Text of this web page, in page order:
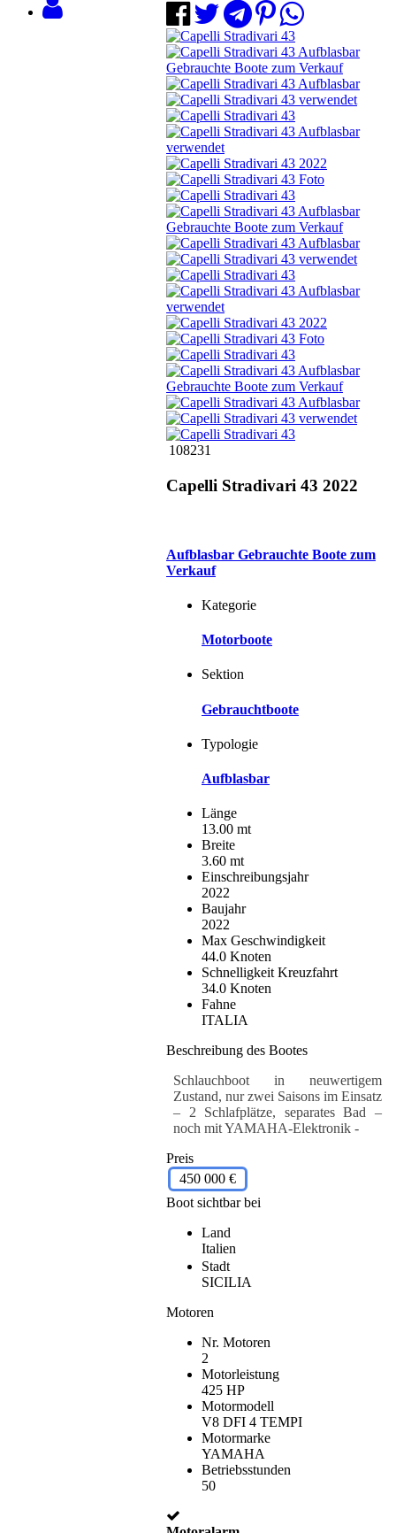
108231
Capelli Stradivari 43 2022
Aufblasbar Gebrauchte Boote zum
Verkauf
Kategorie
Motorboote
Sektion
Gebrauchtboote
Typologie
Aufblasbar
Länge
13.00 mt
Breite
3.60 mt
Einschreibungsjahr
2022
Baujahr
2022
Max Geschwindigkeit
44.0 Knoten
Schnelligkeit Kreuzfahrt
34.0 Knoten
Fahne
ITALIA
Beschreibung des Bootes
Schlauchboot in neuwertigem
Zustand, nur zwei Saisons im Einsatz
– 2 Schlafplätze, separates Bad –
noch mit YAMAHA-Elektronik -
Preis
450 000 €
Boot sichtbar bei
Land
Italien
Stadt
SICILIA
Motoren
Nr. Motoren
2
Motorleistung
425 HP
Motormodell
V8 DFI 4 TEMPI
Motormarke
YAMAHA
Betriebsstunden
50